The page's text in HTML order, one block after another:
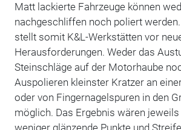
Matt lackierte Fahrzeuge können
nachgeschliffen noch poliert werden.
stellt somit K&L-Werkstätten vor
Herausforderungen. Weder das
Steinschläge auf der Motorhaube
Auspolieren kleinster Kratzer an
oder von Fingernagelspuren in den
möglich. Das Ergebnis wären